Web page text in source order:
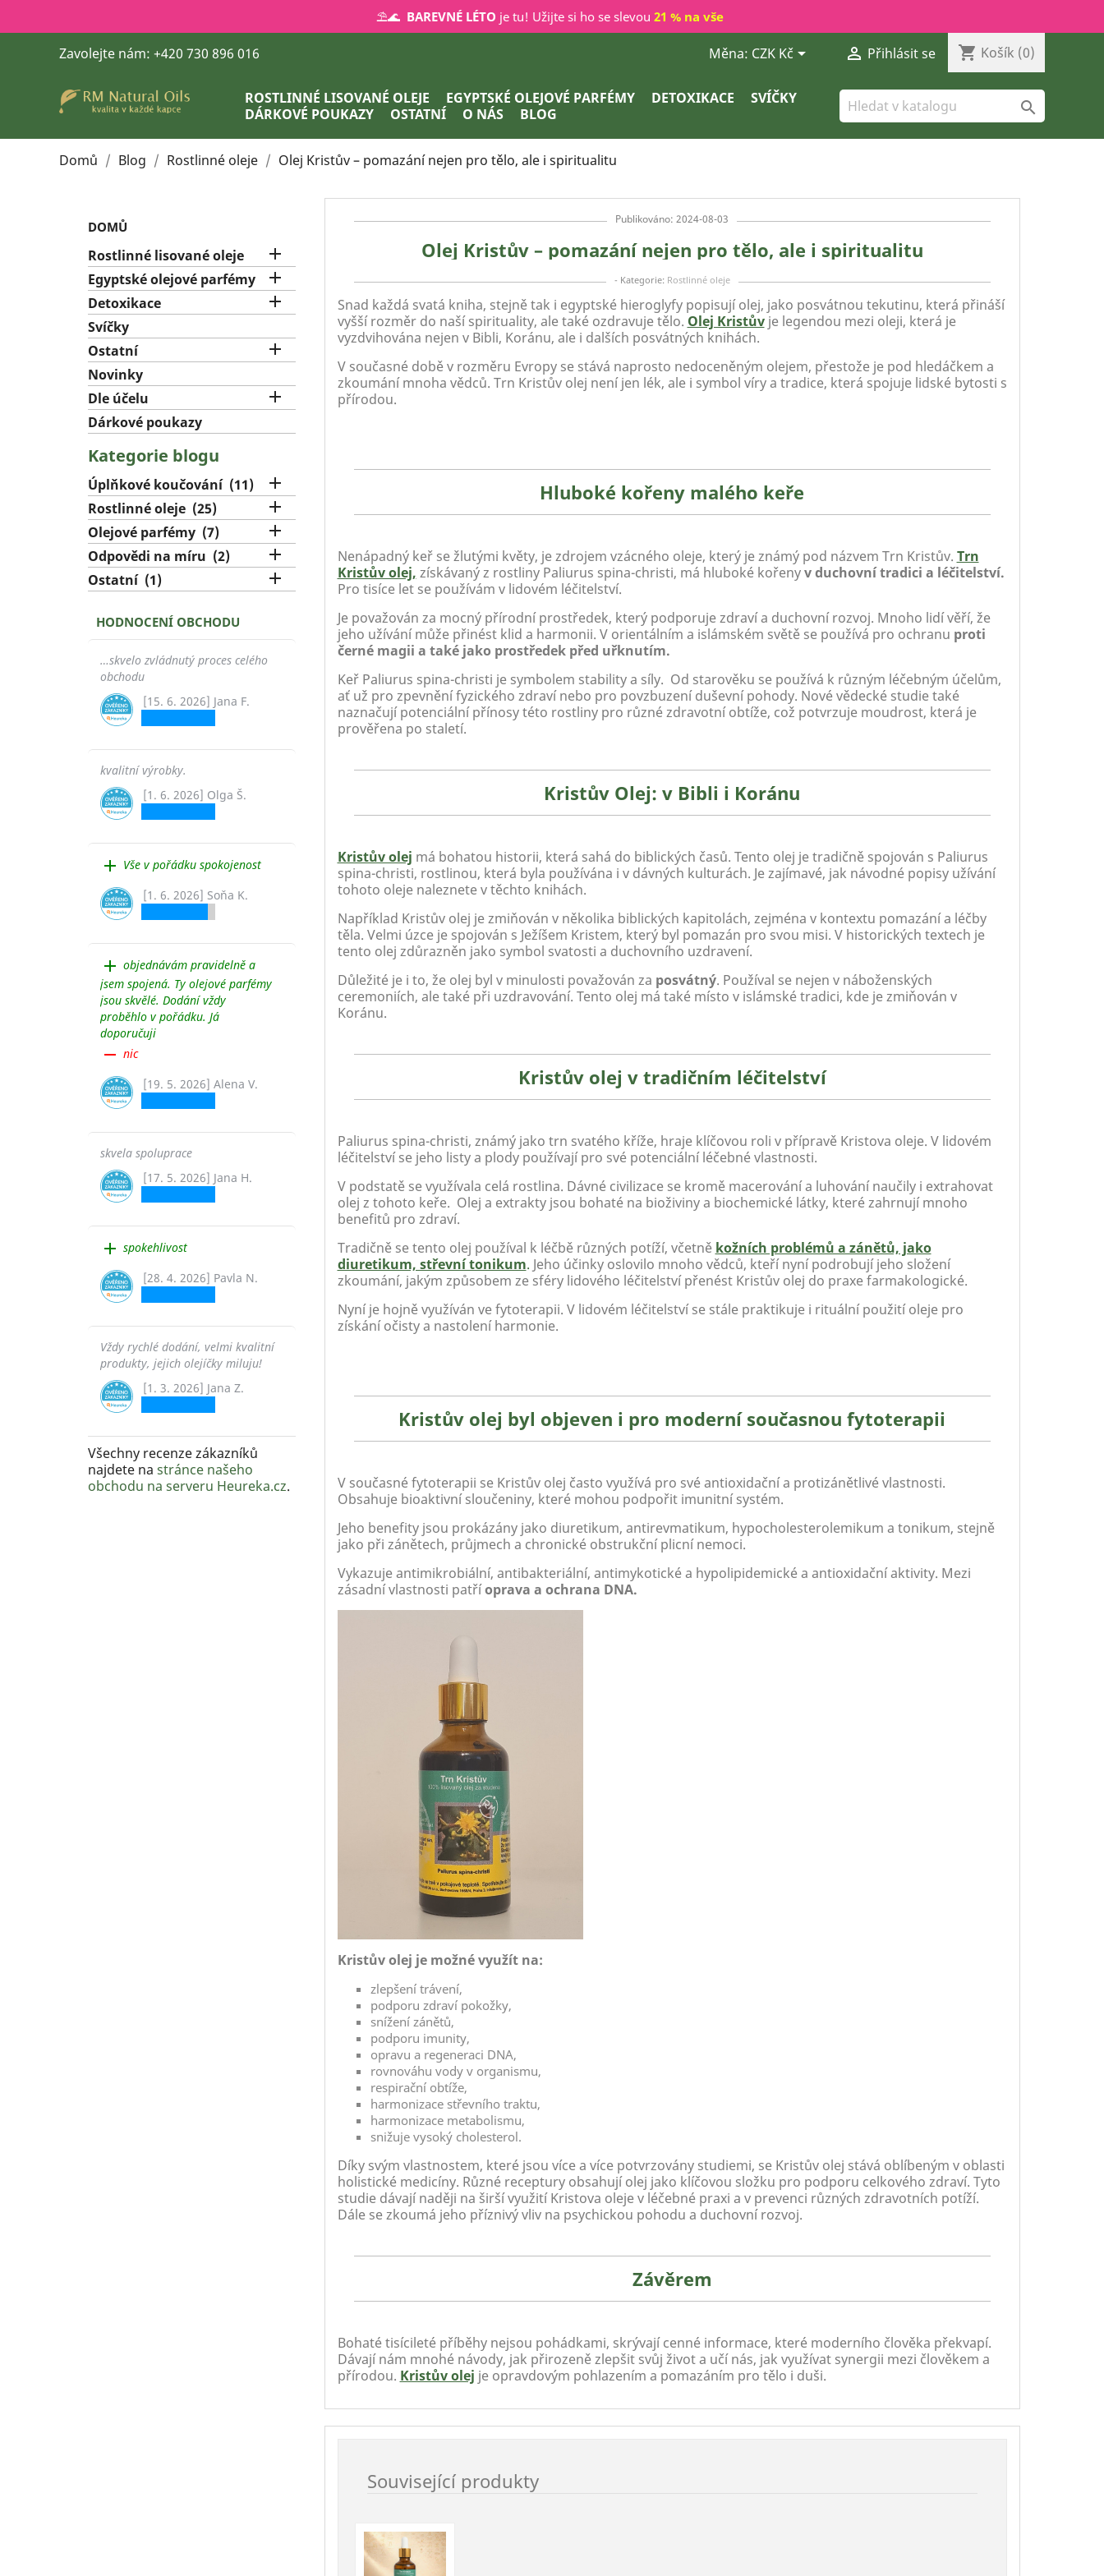
⛱️🌊 BAREVNÉ LÉTO je tu! Užijte si ho se slevou 21 % na vše
Zavolejte nám: +420 730 896 016 Měna: CZK Kč  Přihlásit se shopping_cart Košík (0)
ROSTLINNÉ LISOVANÉ OLEJE EGYPTSKÉ OLEJOVÉ PARFÉMY DETOXIKACE
SVÍČKY
DÁRKOVÉ POUKAZY
OSTATNÍ O NÁS BLOG 
Domů Blog Rostlinné oleje Olej Kristův – pomazání nejen pro tělo, ale i spiritualitu
DOMŮ
Rostlinné lisované oleje 
Egyptské olejové parfémy 
Detoxikace 
Svíčky
Ostatní

Novinky
Dle účelu

Dárkové poukazy
Kategorie blogu
Úplňkové koučování (11) 
Rostlinné oleje (25) 
Olejové parfémy (7) 
Odpovědi na míru (2) 
Ostatní (1) 
HODNOCENÍ OBCHODU
…skvelo zvládnutý proces celého
obchodu
[15. 6. 2026] Jana F.
kvalitní výrobky.
[1. 6. 2026] Olga Š.
add Vše v pořádku spokojenost
[1. 6. 2026] Soňa K.
add objednávám pravidelně a
jsem spojená. Ty olejové parfémy
jsou skvělé. Dodání vždy
proběhlo v pořádku. Já
doporučuji
remove nic
[19. 5. 2026] Alena V.
skvela spoluprace
[17. 5. 2026] Jana H.
add spokehlivost
[28. 4. 2026] Pavla N.
Vždy rychlé dodání, velmi kvalitní
produkty, jejich olejíčky miluju!
[1. 3. 2026] Jana Z.
Všechny recenze zákazníků
najdete na stránce našeho
obchodu na serveru Heureka.cz.
Publikováno: 2024-08-03
Olej Kristův – pomazání nejen pro tělo, ale i spiritualitu
- Kategorie: Rostlinné oleje
Snad každá svatá kniha, stejně tak i egyptské hieroglyfy popisují olej, jako posvátnou tekutinu, která přináší
vyšší rozměr do naší spirituality, ale také ozdravuje tělo. Olej Kristůvje legendou mezi oleji, která je
vyzdvihována nejen v Bibli, Koránu, ale i dalších posvátných knihách.
V současné době v rozměru Evropy se stává naprosto nedoceněným olejem, přestože je pod hledáčkem a
zkoumání mnoha vědců. Trn Kristův olej není jen lék, ale i symbol víry a tradice, která spojuje lidské bytosti s
přírodou.
Hluboké kořeny malého keře
Nenápadný keř se žlutými květy, je zdrojem vzácného oleje, který je známý pod názvem Trn Kristův. Trn
Kristův olej, získávaný z rostliny Paliurus spina-christi, má hluboké kořenyv duchovní tradici a léčitelství.
Pro tisíce let se používám v lidovém léčitelství.
Je považován za mocný přírodní prostředek, který podporuje zdraví a duchovní rozvoj. Mnoho lidí věří, že
jeho užívání může přinést klid a harmonii. V orientálním a islámském světě se používá pro ochranu proti
černé magii a také jako prostředek před uřknutím.
Keř Paliurus spina-christi je symbolem stability a síly. Od starověku se používá k různým léčebným účelům,
ať už pro zpevnění fyzického zdraví nebo pro povzbuzení duševní pohody. Nové vědecké studie také
naznačují potenciální přínosy této rostliny pro různé zdravotní obtíže, což potvrzuje moudrost, která je
prověřena po staletí.
Kristův Olej: v Bibli i Koránu
Kristův olej má bohatou historii, která sahá do biblických časů. Tento olej je tradičně spojován s Paliurus
spina-christi, rostlinou, která byla používána i v dávných kulturách. Je zajímavé, jak návodné popisy užívání
tohoto oleje naleznete v těchto knihách.
Například Kristův olej je zmiňován v několika biblických kapitolách, zejména v kontextu pomazání a léčby
těla. Velmi úzce je spojován s Ježíšem Kristem, který byl pomazán pro svou misi. V historických textech je
tento olej zdůrazněn jako symbol svatosti a duchovního uzdravení.
Důležité je i to, že olej byl v minulosti považován za posvátný. Používal se nejen v náboženských
ceremoniích, ale také při uzdravování. Tento olej má také místo v islámské tradici, kde je zmiňován v
Koránu.
Kristův olej v tradičním léčitelství
Paliurus spina-christi, známý jako trn svatého kříže, hraje klíčovou roli v přípravě Kristova oleje. V lidovém
léčitelství se jeho listy a plody používají pro své potenciální léčebné vlastnosti.
V podstatě se využívala celá rostlina. Dávné civilizace se kromě macerování a luhování naučily i extrahovat
olej z tohoto keře. Olej a extrakty jsou bohaté na bioživiny a biochemické látky, které zahrnují mnoho
benefitů pro zdraví.
Tradičně se tento olej používal k léčbě různých potíží, včetně kožních problémů a zánětů, jako
diuretikum, střevní tonikum. Jeho účinky oslovilo mnoho vědců, kteří nyní podrobují jeho složení
zkoumání, jakým způsobem ze sféry lidového léčitelství přenést Kristův olej do praxe farmakologické.
Nyní je hojně využíván ve fytoterapii. V lidovém léčitelství se stále praktikuje i rituální použití oleje pro
získání očisty a nastolení harmonie.
Kristův olej byl objeven i pro moderní současnou fytoterapii
V současné fytoterapii se Kristův olej často využívá pro své antioxidační a protizánětlivé vlastnosti.
Obsahuje bioaktivní sloučeniny, které mohou podpořit imunitní systém.
Jeho benefity jsou prokázány jako diuretikum, antirevmatikum, hypocholesterolemikum a tonikum, stejně
jako při zánětech, průjmech a chronické obstrukční plicní nemoci.
Vykazuje antimikrobiální, antibakteriální, antimykotické a hypolipidemické a antioxidační aktivity. Mezi
zásadní vlastnosti patříoprava a ochrana DNA.
Kristův olej je možné využít na:
zlepšení trávení,
podporu zdraví pokožky,
snížení zánětů,
podporu imunity,
opravu a regeneraci DNA,
rovnováhu vody v organismu,
respirační obtíže,
harmonizace střevního traktu,
harmonizace metabolismu,
snižuje vysoký cholesterol.
Díky svým vlastnostem, které jsou více a více potvrzovány studiemi, se Kristův olej stává oblíbeným v oblasti
holistické medicíny. Různé receptury obsahují olej jako klíčovou složku pro podporu celkového zdraví. Tyto
studie dávají naději na širší využití Kristova oleje v léčebné praxi a v prevenci různých zdravotních potíží.
Dále se zkoumá jeho příznivý vliv na psychickou pohodu a duchovní rozvoj.
Závěrem
Bohaté tisícileté příběhy nejsou pohádkami, skrývají cenné informace, které moderního člověka překvapí.
Dávají nám mnohé návody, jak přirozeně zlepšit svůj život a učí nás, jak využívat synergii mezi člověkem a
přírodou. Kristův olej je opravdovým pohlazením a pomazáním pro tělo i duši.
Související produkty